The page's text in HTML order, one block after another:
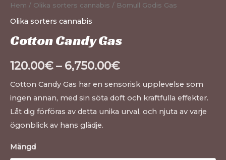
Hem / Olika sorters cannabis / Bomull Godis Gas
Olika sorters cannabis
Cotton Candy Gas
120.00€– 6,750.00€
Cotton Candy Gas har en sensorisk upplevelse som
ingen annan, med sin söta doft och kraftfulla effekter.
Låt dig förföras av detta unika urval, och njuta av varje
ögonblick av hans glädje.
Mängd